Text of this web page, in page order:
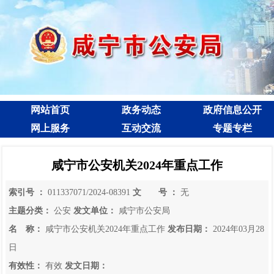
网站首页 政务动态
政府信息公开
网上服务
互动交流 专题专栏
咸宁市公安机关2024年重点工作
索引号 ： 011337071/2024-08391 文 号 ：
无
主题分类：
公安 发文单位：
咸宁市公安局
名 称：
咸宁市公安机关2024年重点工作 发布日期：
2024年03月28
日
有效性：
有效 发文日期：